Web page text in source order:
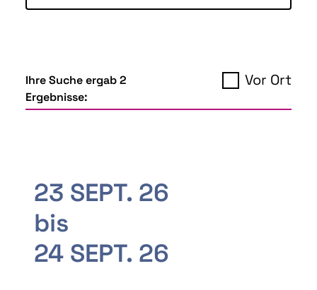
Ihre Suche ergab 2
Ergebnisse:
Vor Ort
23 SEPT. 26
bis
24 SEPT. 26